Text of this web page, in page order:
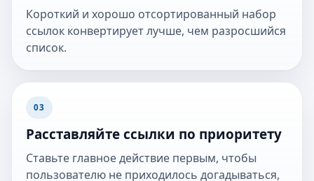
Короткий и хорошо отсортированный набор
ссылок конвертирует лучше, чем разросшийся
список.
03
Расставляйте ссылки по приоритету
Ставьте главное действие первым, чтобы
пользователю не приходилось догадываться,